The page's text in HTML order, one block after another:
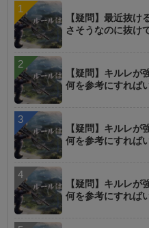
【疑問】最近抜
さそうなのに抜け
【疑問】キルレが
何を参考にすれば
【疑問】キルレが
何を参考にすれば
【疑問】キルレが
何を参考にすれば